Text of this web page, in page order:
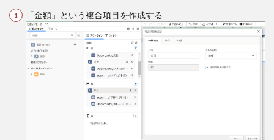
「金額」という複合項目を作成する